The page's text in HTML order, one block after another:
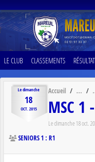
LE CLUB CLASSEMENTS
Ledimanche
18
OCT. 2015
Accueil
MSC 1
Ledimanche18oct.
SENIORS 1 : R1